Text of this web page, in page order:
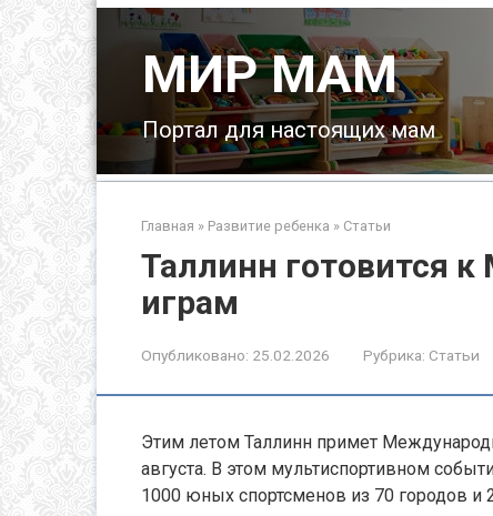
МИР МАМ
Портал для настоящих мам
Главная » Развитие ребенка » Статьи
Таллинн готовится
играм
Опубликовано: 25.02.2026 Рубрика: Статьи
Этим летом Таллинн примет
августа. В этом мультиспортивном
1000 юных спортсменов из 70 городов и